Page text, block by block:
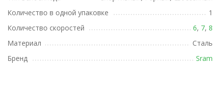
Количество в одной упаковке
1
Количество скоростей
6, 7, 8
Материал
Сталь
Бренд
Sram